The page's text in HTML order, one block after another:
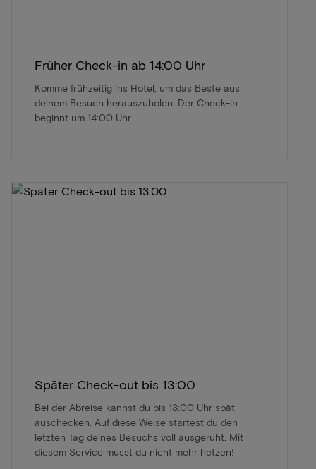
Früher Check-in ab 14:00 Uhr
Komme frühzeitig ins Hotel, um das Beste aus
deinem Besuch herauszuholen. Der Check-in
beginnt um 14:00 Uhr.
Später Check-out bis 13:00
Bei der Abreise kannst du bis 13:00 Uhr spät
auschecken. Auf diese Weise startest du den
letzten Tag deines Besuchs voll ausgeruht. Mit
diesem Service musst du nicht mehr hetzen!